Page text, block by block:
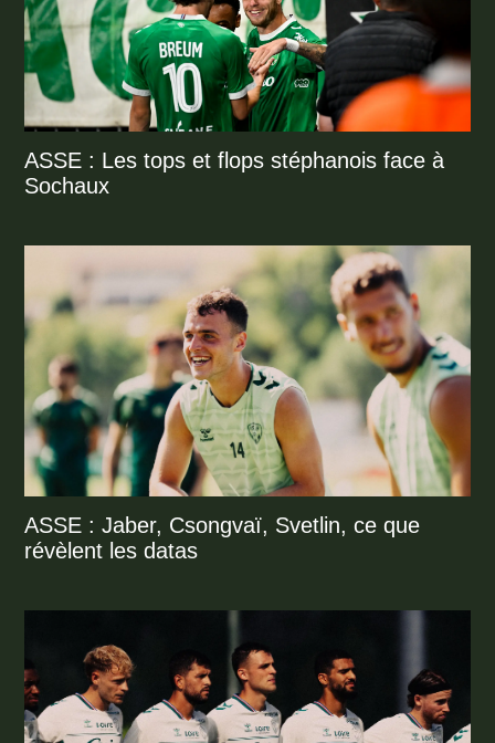
ASSE : Les tops et flops stéphanois face à
Sochaux
ASSE : Jaber, Csongvaï, Svetlin, ce que
révèlent les datas